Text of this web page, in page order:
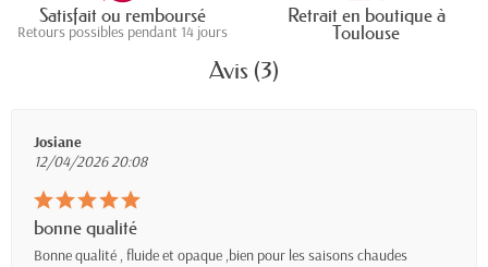
Satisfait ou remboursé
Retours possibles pendant 14 jours
Retrait en boutique à
Toulouse
Avis (3)
Josiane
12/04/2026 20:08
bonne qualité
Bonne qualité , fluide et opaque ,bien pour les saisons chaudes